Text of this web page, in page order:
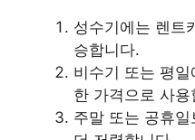
성수기에는 렌트
승합니다.
비수기 또는 평
한 가격으로 사
주말 또는 공휴